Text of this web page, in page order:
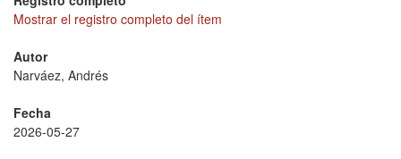
Mostrar el registro completo del ítem
Autor
Narváez, Andrés
Fecha
2026-05-27